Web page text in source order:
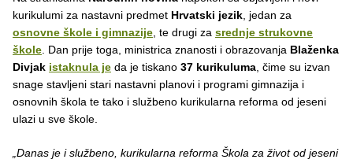
kurikulumi za nastavni predmet Hrvatski jezik, jedan za
osnovne škole i gimnazije, te drugi za srednje strukovne
škole. Dan prije toga, ministrica znanosti i obrazovanja Blaženka
Divjak istaknula je da je tiskano 37 kurikuluma, čime su izvan
snage stavljeni stari nastavni planovi i programi gimnazija i
osnovnih škola te tako i službeno kurikularna reforma od jeseni
ulazi u sve škole.
„Danas je i službeno, kurikularna reforma Škola za život od jeseni